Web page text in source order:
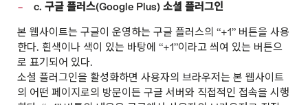
c. 구글 플러스(Google Plus) 소셜 플러그인
본 웹사이트는 구글이 운영하는 구글 플러스의 “+1” 버튼을 사용
한다. 흰색이나 색이 있는 바탕에 “+1”이라고 씌여 있는 버튼으
로 표기되어 있다.
소셜 플러그인을 활성화하면 사용자의 브라우저는 본 웹사이트
의 어떤 페이지로의 방문이든 구글 서버와 직접적인 접속을 시행